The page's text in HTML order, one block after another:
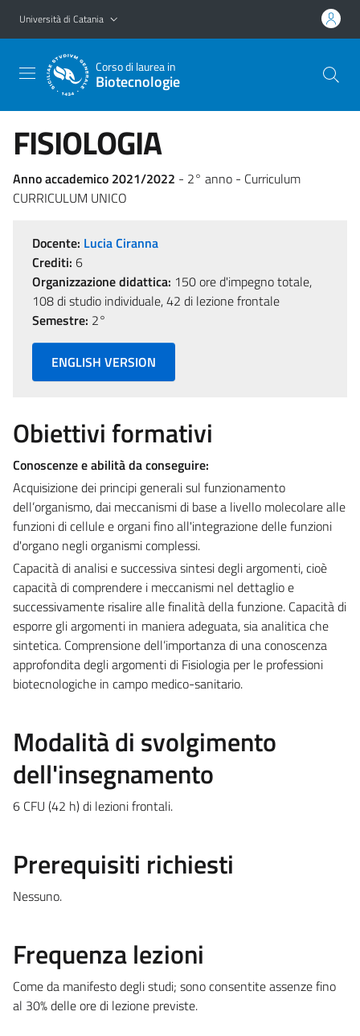
Vai al contenuto principale
Vai al menu di navigazione
Università di Catania
Corso di laurea in
Biotecnologie
FISIOLOGIA
Anno accademico 2021/2022 - 2° anno - Curriculum
CURRICULUM UNICO
Docente: Lucia Ciranna
Crediti: 6
Organizzazione didattica: 150 ore d'impegno totale,
108 di studio individuale, 42 di lezione frontale
Semestre: 2°
ENGLISH VERSION
Obiettivi formativi
Conoscenze e abilità da conseguire:
Acquisizione dei principi generali sul funzionamento
dell’organismo, dai meccanismi di base a livello molecolare alle
funzioni di cellule e organi fino all'integrazione delle funzioni
d'organo negli organismi complessi.
Capacità di analisi e successiva sintesi degli argomenti, cioè
capacità di comprendere i meccanismi nel dettaglio e
successivamente risalire alle finalità della funzione. Capacità di
esporre gli argomenti in maniera adeguata, sia analitica che
sintetica. Comprensione dell’importanza di una conoscenza
approfondita degli argomenti di Fisiologia per le professioni
biotecnologiche in campo medico-sanitario.
Modalità di svolgimento
dell'insegnamento
6 CFU (42 h) di lezioni frontali.
Prerequisiti richiesti
Nessuno.
Frequenza lezioni
Come da manifesto degli studi; sono consentite assenze fino
al 30% delle ore di lezione previste.